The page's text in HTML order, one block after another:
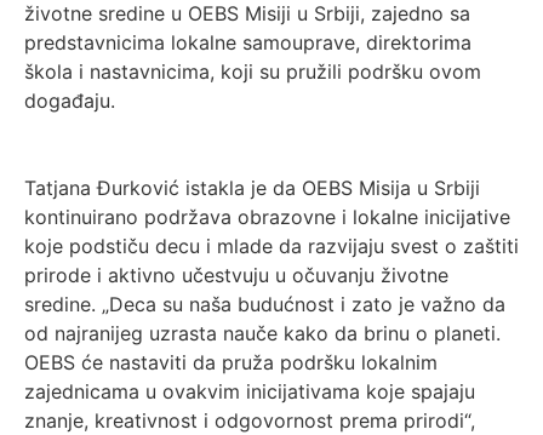
životne sredine u OEBS Misiji u Srbiji, zajedno sa
predstavnicima lokalne samouprave, direktorima
škola i nastavnicima, koji su pružili podršku ovom
događaju.
Tatjana Đurković istakla je da OEBS Misija u Srbiji
kontinuirano podržava obrazovne i lokalne inicijative
koje podstiču decu i mlade da razvijaju svest o zaštiti
prirode i aktivno učestvuju u očuvanju životne
sredine. „Deca su naša budućnost i zato je važno da
od najranijeg uzrasta nauče kako da brinu o planeti.
OEBS će nastaviti da pruža podršku lokalnim
zajednicama u ovakvim inicijativama koje spajaju
znanje, kreativnost i odgovornost prema prirodi“,